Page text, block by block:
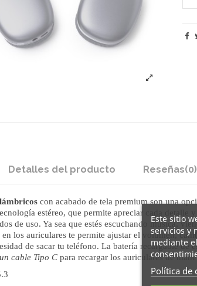
Detalles del producto Reseñas(0)
con acabado de tela premium son una
estéreo, que permite apreciar cada
de uso. Ya sea que estés escuchando música,
los auriculares te permite ajustar el volumen,
de sacar tu teléfono. La batería recargable
cable Tipo Cpara recargar los auriculares de
Este sitio
servicios y
mediante
Política de